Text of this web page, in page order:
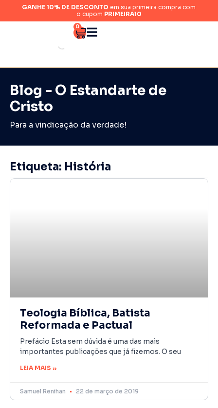
GANHE 10% DE DESCONTO em sua primeira compra com
o cupom PRIMEIRA10
0
Blog - O Estandarte de
Cristo
Para a vindicação da verdade!
Etiqueta: História
Teologia Bíblica, Batista
Reformada e Pactual
Prefácio Esta sem dúvida é uma das mais
importantes publicações que já fizemos. O seu
LEIA MAIS »
Samuel Renihan 22 de março de 2019